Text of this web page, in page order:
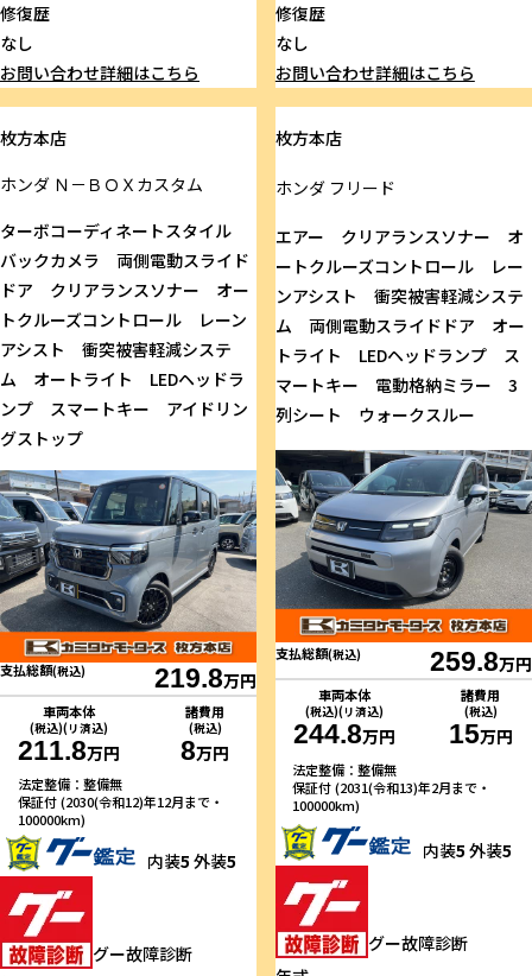
修復歴
なし
お問い合わせ詳細はこちら
修復歴
なし
お問い合わせ詳細はこちら
枚方本店
ホンダ Ｎ－ＢＯＸカスタム
ターボコーディネートスタイル
バックカメラ 両側電動スライド
ドア クリアランスソナー オー
トクルーズコントロール レーン
アシスト 衝突被害軽減システ
ム オートライト LEDヘッドラ
ンプ スマートキー アイドリン
グストップ
支払総額(税込) 219.8万円
車両本体
(税込)(リ済込)
211.8万円
諸費用
(税込)
8万円
法定整備：整備無
保証付 (2030(令和12)年12月まで・
100000km)
内装5 外装5
グー故障診断
枚方本店
ホンダフリード
エアー クリアランスソナー オ
ートクルーズコントロール レー
ンアシスト 衝突被害軽減システ
ム 両側電動スライドドア オー
トライト LEDヘッドランプ ス
マートキー 電動格納ミラー 3
列シート ウォークスルー
支払総額(税込) 259.8万円
車両本体
(税込)(リ済込)
244.8万円
諸費用
(税込)
15万円
法定整備：整備無
保証付 (2031(令和13)年2月まで・
100000km)
内装5 外装5
グー故障診断